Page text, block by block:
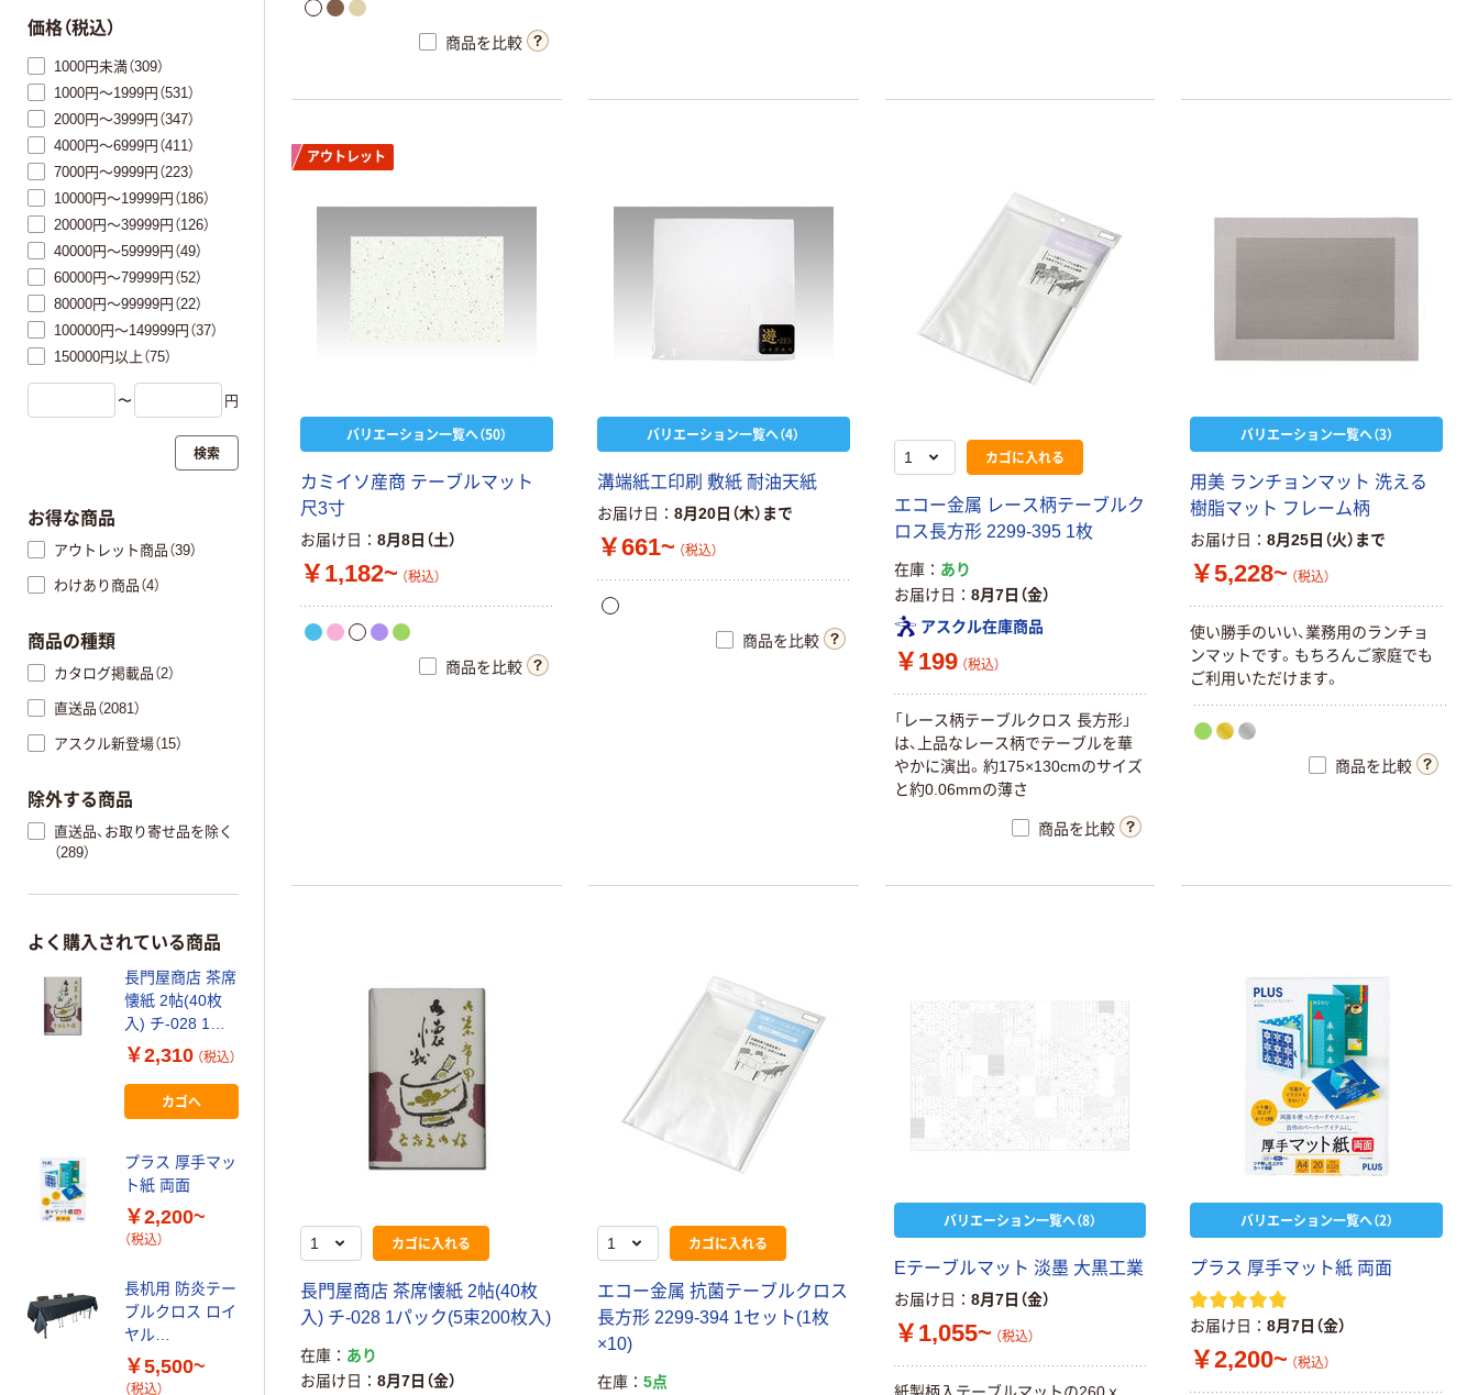
商品を比較
アウトレット
バリエーション一覧へ（50）
カミイソ産商 テーブルマット
尺3寸
お届け日 8月8日（土）
￥1,182~ （税込）
商品を比較
バリエーション一覧へ（4）
溝端紙工印刷 敷紙 耐油天紙
お届け日 8月20日（木）まで
￥661~ （税込）
商品を比較
カゴに入れる
エコー金属 レース柄テーブルク
ロス長方形 2299-395 1枚
在庫
あり
お届け日
8月7日（金）
アスクル在庫商品
￥199 （税込）
「レース柄テーブルクロス 長方形」
は、上品なレース柄でテーブルを華
やかに演出。約175×130cmのサイズ
と約0.06mmの薄さ
商品を比較
バリエーション一覧へ（3）
用美 ランチョンマット 洗える
樹脂マット フレーム柄
お届け日 8月25日（火）まで
￥5,228~ （税込）
使い勝手のいい、業務用のランチョ
ンマットです。もちろんご家庭でも
ご利用いただけます。
商品を比較
カゴに入れる
長門屋商店 茶席懐紙 2帖(40枚
入) チ-028 1パック(5束200枚入)
在庫
あり
お届け日
8月7日（金）
カゴに入れる
エコー金属 抗菌テーブルクロス
長方形 2299-394 1セット(1枚
×10)
在庫 5点
バリエーション一覧へ（8）
Eテーブルマット 淡墨 大黒工業
お届け日 8月7日（金）
￥1,055~ （税込）
バリエーション一覧へ（2）
プラス 厚手マット紙 両面
お届け日 8月7日（金）
￥2,200~ （税込）
価格（税込）
1000円未満（309）
1000円～1999円（531）
2000円～3999円（347）
4000円～6999円（411）
7000円～9999円（223）
10000円～19999円（186）
20000円～39999円（126）
40000円～59999円（49）
60000円～79999円（52）
80000円～99999円（22）
100000円～149999円（37）
150000円以上（75）
〜 円
検索
お得な商品
アウトレット商品（39）
わけあり商品（4）
商品の種類
カタログ掲載品（2）
直送品（2081）
アスクル新登場（15）
除外する商品
直送品、お取り寄せ品を除く
（289）
よく購入されている商品
長門屋商店 茶席
懐紙 2帖(40枚
入) チ-028 1パ
ック(5束200枚
入)
￥2,310 （税込）
カゴへ
プラス 厚手マッ
ト紙 両面
￥2,200~
（税込）
長机用 防炎テー
ブルクロス ロイ
ヤル
120×240cm
￥5,500~
（税込）